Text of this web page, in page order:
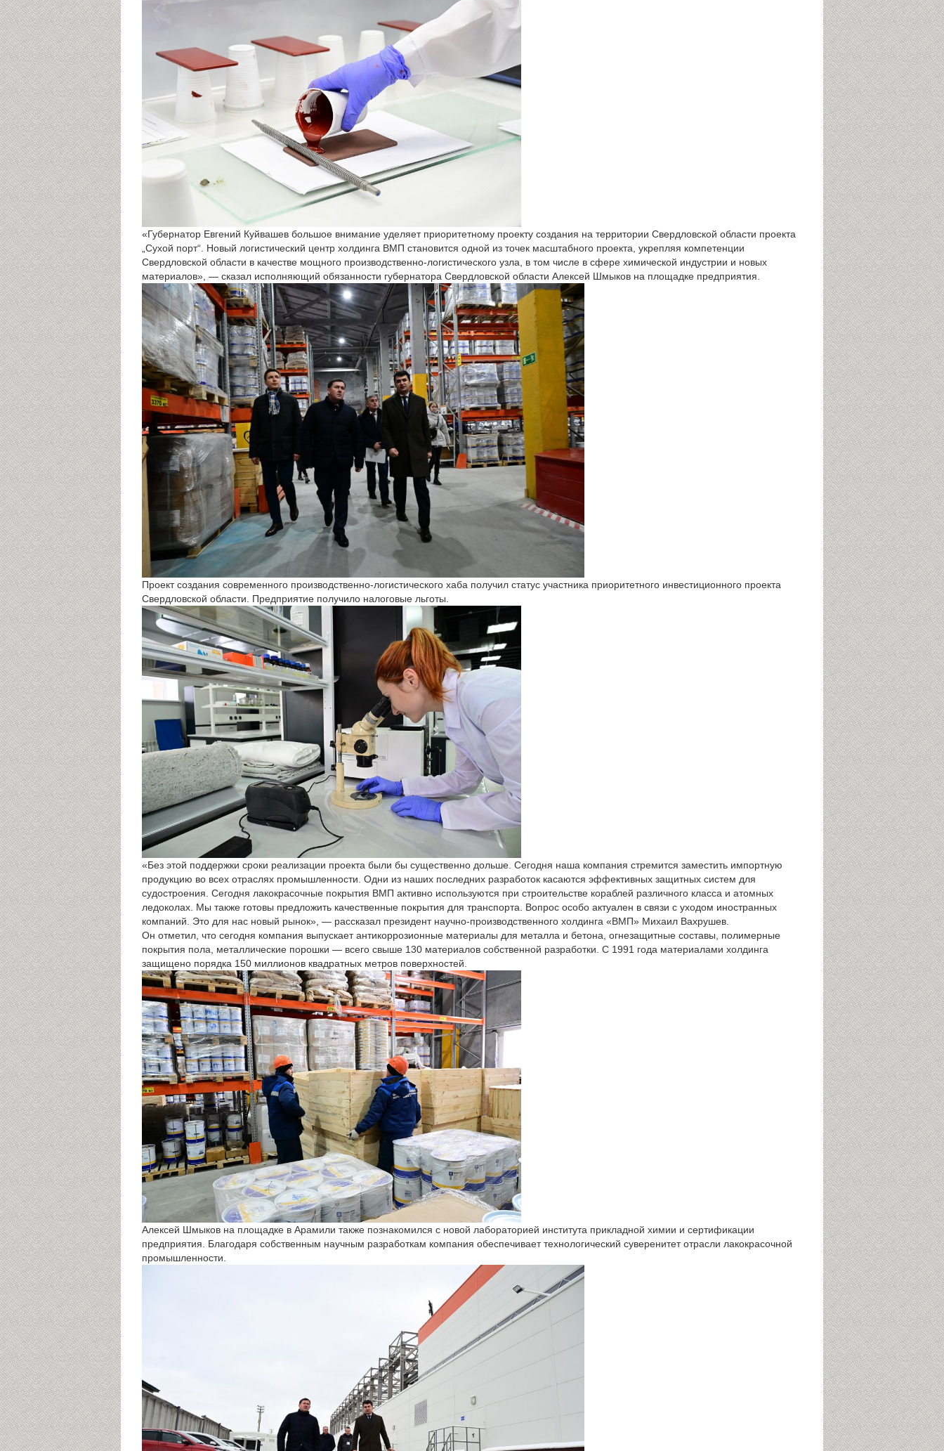
«Губернатор Евгений Куйвашев большое внимание уделяет приоритетному проекту создания на территории Свердловской области проекта
„Сухой порт“. Новый логистический центр холдинга ВМП становится одной из точек масштабного проекта, укрепляя компетенции
Свердловской области в качестве мощного производственно-логистического узла, в том числе в сфере химической индустрии и новых
материалов», — сказал исполняющий обязанности губернатора Свердловской области Алексей Шмыков на площадке предприятия.
Проект создания современного производственно-логистического хаба получил статус участника приоритетного инвестиционного проекта
Свердловской области. Предприятие получило налоговые льготы.
«Без этой поддержки сроки реализации проекта были бы существенно дольше. Сегодня наша компания стремится заместить импортную
продукцию во всех отраслях промышленности. Одни из наших последних разработок касаются эффективных защитных систем для
судостроения. Сегодня лакокрасочные покрытия ВМП активно используются при строительстве кораблей различного класса и атомных
ледоколах. Мы также готовы предложить качественные покрытия для транспорта. Вопрос особо актуален в связи с уходом иностранных
компаний. Это для нас новый рынок», — рассказал президент научно-производственного холдинга «ВМП» Михаил Вахрушев.
Он отметил, что сегодня компания выпускает антикоррозионные материалы для металла и бетона, огнезащитные составы, полимерные
покрытия пола, металлические порошки — всего свыше 130 материалов собственной разработки. С 1991 года материалами холдинга
защищено порядка 150 миллионов квадратных метров поверхностей.
Алексей Шмыков на площадке в Арамили также познакомился с новой лабораторией института прикладной химии и сертификации
предприятия. Благодаря собственным научным разработкам компания обеспечивает технологический суверенитет отрасли лакокрасочной
промышленности.